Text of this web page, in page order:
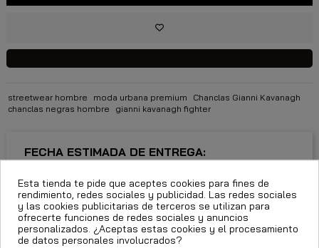
streetwear hombre moda urbana premium
Chanclas Gianni Kavanagh
chanclas negras hombre
gianni kavanagh fighter
FECHA ESTIMADA DE ENTREGA:
CttExpress 24/48h -Miércoles 12 Agosto, 2026
Esta tienda te pide que aceptes cookies para fines de
rendimiento, redes sociales y publicidad. Las redes sociales
y las cookies publicitarias de terceros se utilizan para
ofrecerte funciones de redes sociales y anuncios
personalizados. ¿Aceptas estas cookies y el procesamiento
de datos personales involucrados?